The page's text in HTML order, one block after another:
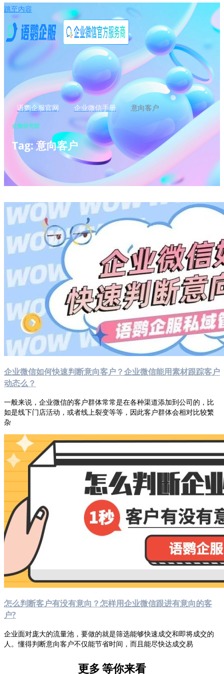
跳至内容
语鹦企服官网 企业微信手册 意向客户
企微研究院
Tag: 意向客户
企业微信如何快速判断意向客户？企业微信能用素材跟踪客户
动态么？
一般来说，企业微信的客户群体常常是在各种渠道添加到公司的，比
如是线下门店活动，或者线上裂变等等，因此客户群体会相对比较繁
杂
怎么判断客户有没有意向？怎样用企业微信跟进有意向的客
户?
企业面对庞大的流量池，要做的就是筛选能够快速成交和即将成交的
人。懂得判断意向客户不仅能节省时间，而且能尽快达成交易
更多等你来看